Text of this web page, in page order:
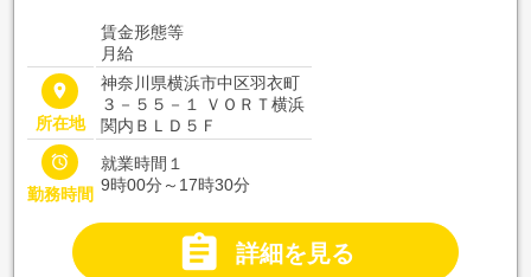
賃金形態等
月給
place
所在地
神奈川県横浜市中区羽衣町
３－５５－１ ＶＯＲＴ横浜
関内ＢＬＤ５Ｆ

勤務時間
就業時間１
9時00分～17時30分
 詳細を見る